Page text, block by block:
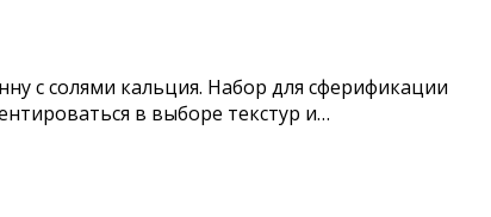
с солями кальция. Набор для сферификации
в выборе текстур и…